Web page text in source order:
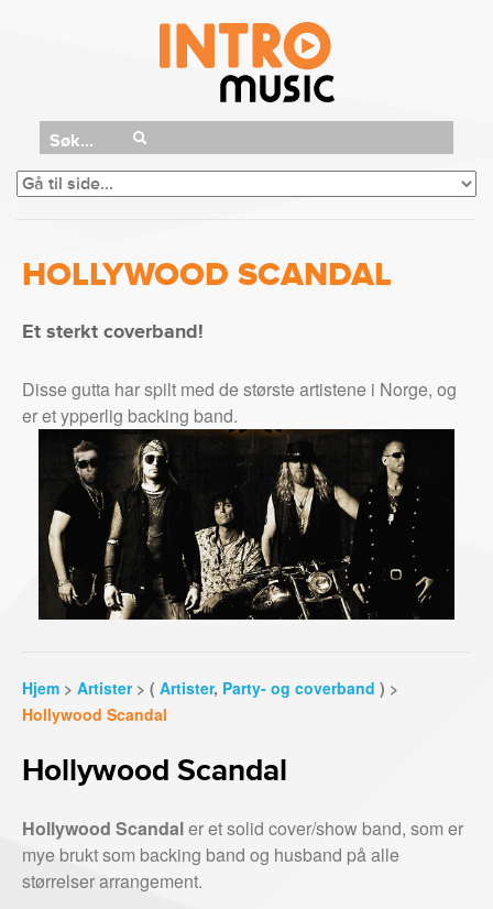
Søk...
HOLLYWOOD SCANDAL
Et sterkt coverband!
Disse gutta har spilt med de største artistene i Norge, og
er et ypperlig backing band.
Hjem > Artister> ( Artister, Party- og coverband ) >
Hollywood Scandal
Hollywood Scandal
Hollywood Scandaler et solid cover/show band, som er
mye brukt som backing band og husband på alle
størrelser arrangement.